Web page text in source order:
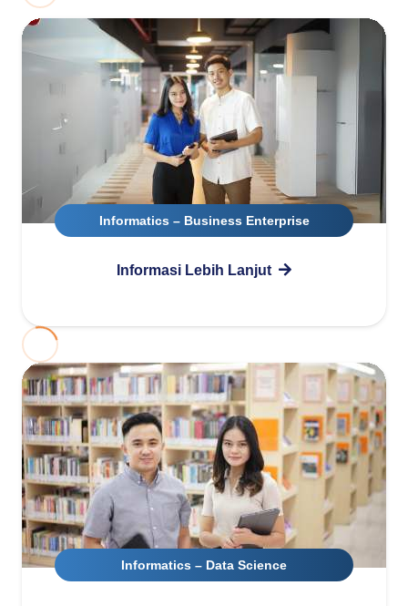
Informatics – Business Enterprise
Informasi Lebih Lanjut
Informatics – Data Science